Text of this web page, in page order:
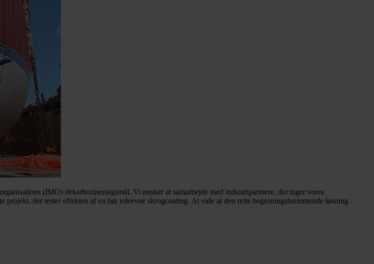
(IMO) dekarboniseringsmål. Vi ønsker at samarbejde med industripartnere, der tager vores
der tester effekten af en høj ydeevne skrogcoating. At vide at den rette begroningshæmmende løsning